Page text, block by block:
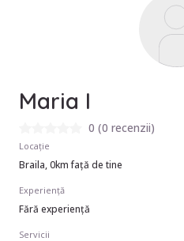
Maria I
0 (0 recenzii)
Locație
Braila, 0km față de tine
Experiență
Fără experiență
Servicii